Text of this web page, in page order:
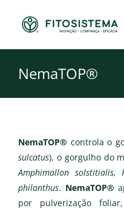
NemaTOP®
NemaTOP® controla o
sulcatus), o gorgulho do
Amphimallon
philanthus. NemaTOP®
por pulverização